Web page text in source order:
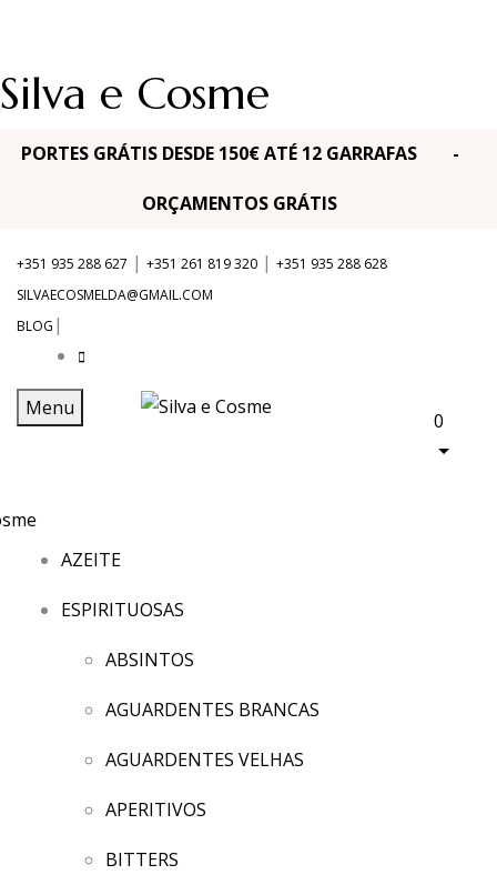
Silva e Cosme
PORTES GRÁTIS DESDE 150€ ATÉ 12 GARRAFAS -
ORÇAMENTOS GRÁTIS
+351 935 288 627 | +351 261 819 320 | +351 935 288 628
SILVAECOSMELDA@GMAIL.COM
BLOG |
Menu
0
AZEITE
ESPIRITUOSAS
ABSINTOS
AGUARDENTES BRANCAS
AGUARDENTES VELHAS
APERITIVOS
BITTERS